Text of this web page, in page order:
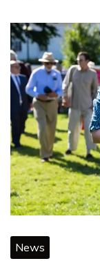
News